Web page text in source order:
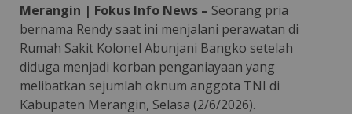
Merangin | Fokus Info News – Seorang pria
bernama Rendy saat ini menjalani perawatan di
Rumah Sakit Kolonel Abunjani Bangko setelah
diduga menjadi korban penganiayaan yang
melibatkan sejumlah oknum anggota TNI di
Kabupaten Merangin, Selasa (2/6/2026).